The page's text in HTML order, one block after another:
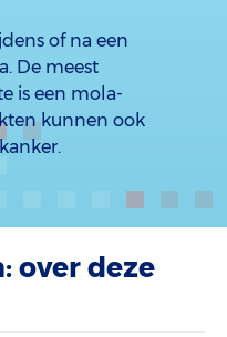
of na een
De meest
is een mola-
kunnen ook
over deze